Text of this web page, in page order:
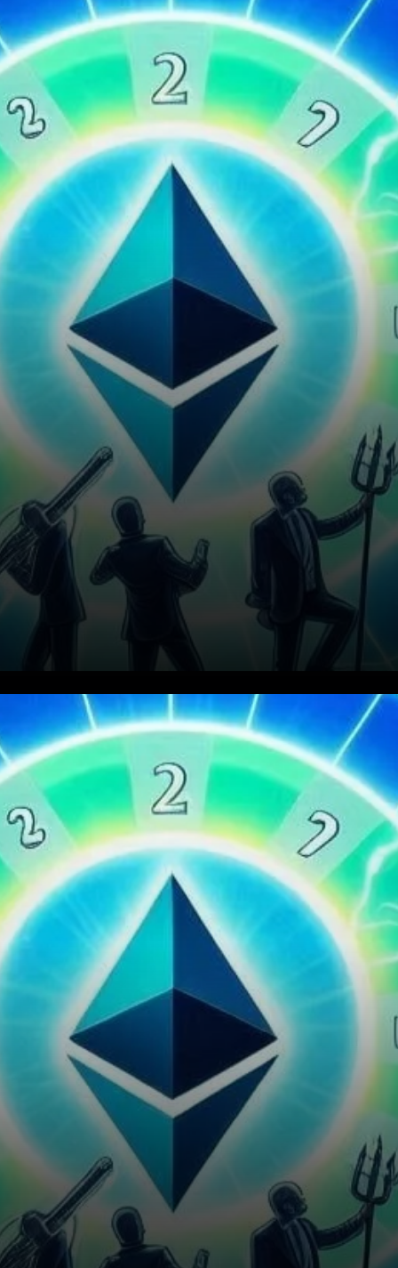
Ethereum (ETH) montre des
signes forts d’une potentielle
explosion de prix, certains
analystes prédisant une
hausse de jusqu’à 200%.
Malgré…